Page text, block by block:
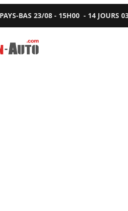
BAS 23/08 - 15H00 - 14 JOURS